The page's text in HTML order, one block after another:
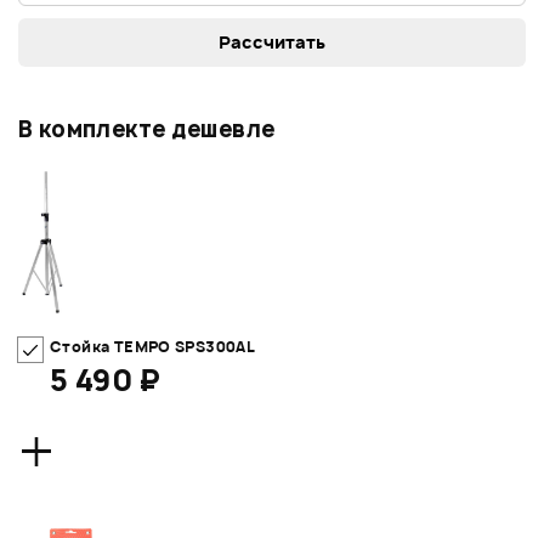
В комплекте дешевле
Стойка TEMPO SPS300AL
5 490 ₽
+